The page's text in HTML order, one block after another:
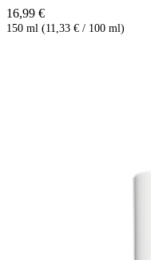
16,99 €
150 ml (11,33 € / 100 ml)